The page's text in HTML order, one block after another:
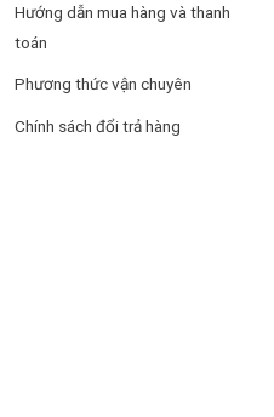
Hướng dẫn mua hàng và thanh
toán
Phương thức vận chuyên
Chính sách đổi trả hàng